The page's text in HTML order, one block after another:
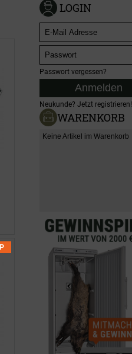
LOGIN
Passwort vergessen?
Anmelden
Neukunde? Jetzt registrieren!
WARENKORB
Keine Artikel im Warenkorb